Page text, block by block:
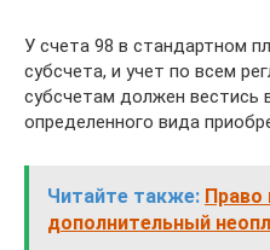
У счета 98 в стандартном
субсчета, и учет по всем
субсчетам должен вестись
определенного вида
Читайте также: Право
дополнительный